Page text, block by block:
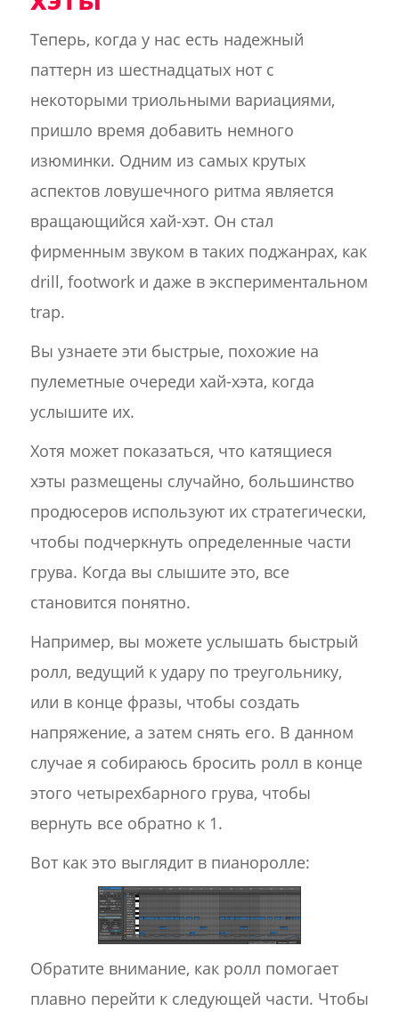
Теперь, когда у нас есть надежный
паттерн из шестнадцатых нот с
некоторыми триольными вариациями,
пришло время добавить немного
изюминки. Одним из самых крутых
аспектов ловушечного ритма является
вращающийся хай-хэт. Он стал
фирменным звуком в таких поджанрах, как
drill, footwork и даже в экспериментальном
trap.
Вы узнаете эти быстрые, похожие на
пулеметные очереди хай-хэта, когда
услышите их.
Хотя может показаться, что катящиеся
хэты размещены случайно, большинство
продюсеров используют их стратегически,
чтобы подчеркнуть определенные части
грува. Когда вы слышите это, все
становится понятно.
Например, вы можете услышать быстрый
ролл, ведущий к удару по треугольнику,
или в конце фразы, чтобы создать
напряжение, а затем снять его. В данном
случае я собираюсь бросить ролл в конце
этого четырехбарного грува, чтобы
вернуть все обратно к 1.
Вот как это выглядит в пианоролле:
Обратите внимание, как ролл помогает
плавно перейти к следующей части. Чтобы